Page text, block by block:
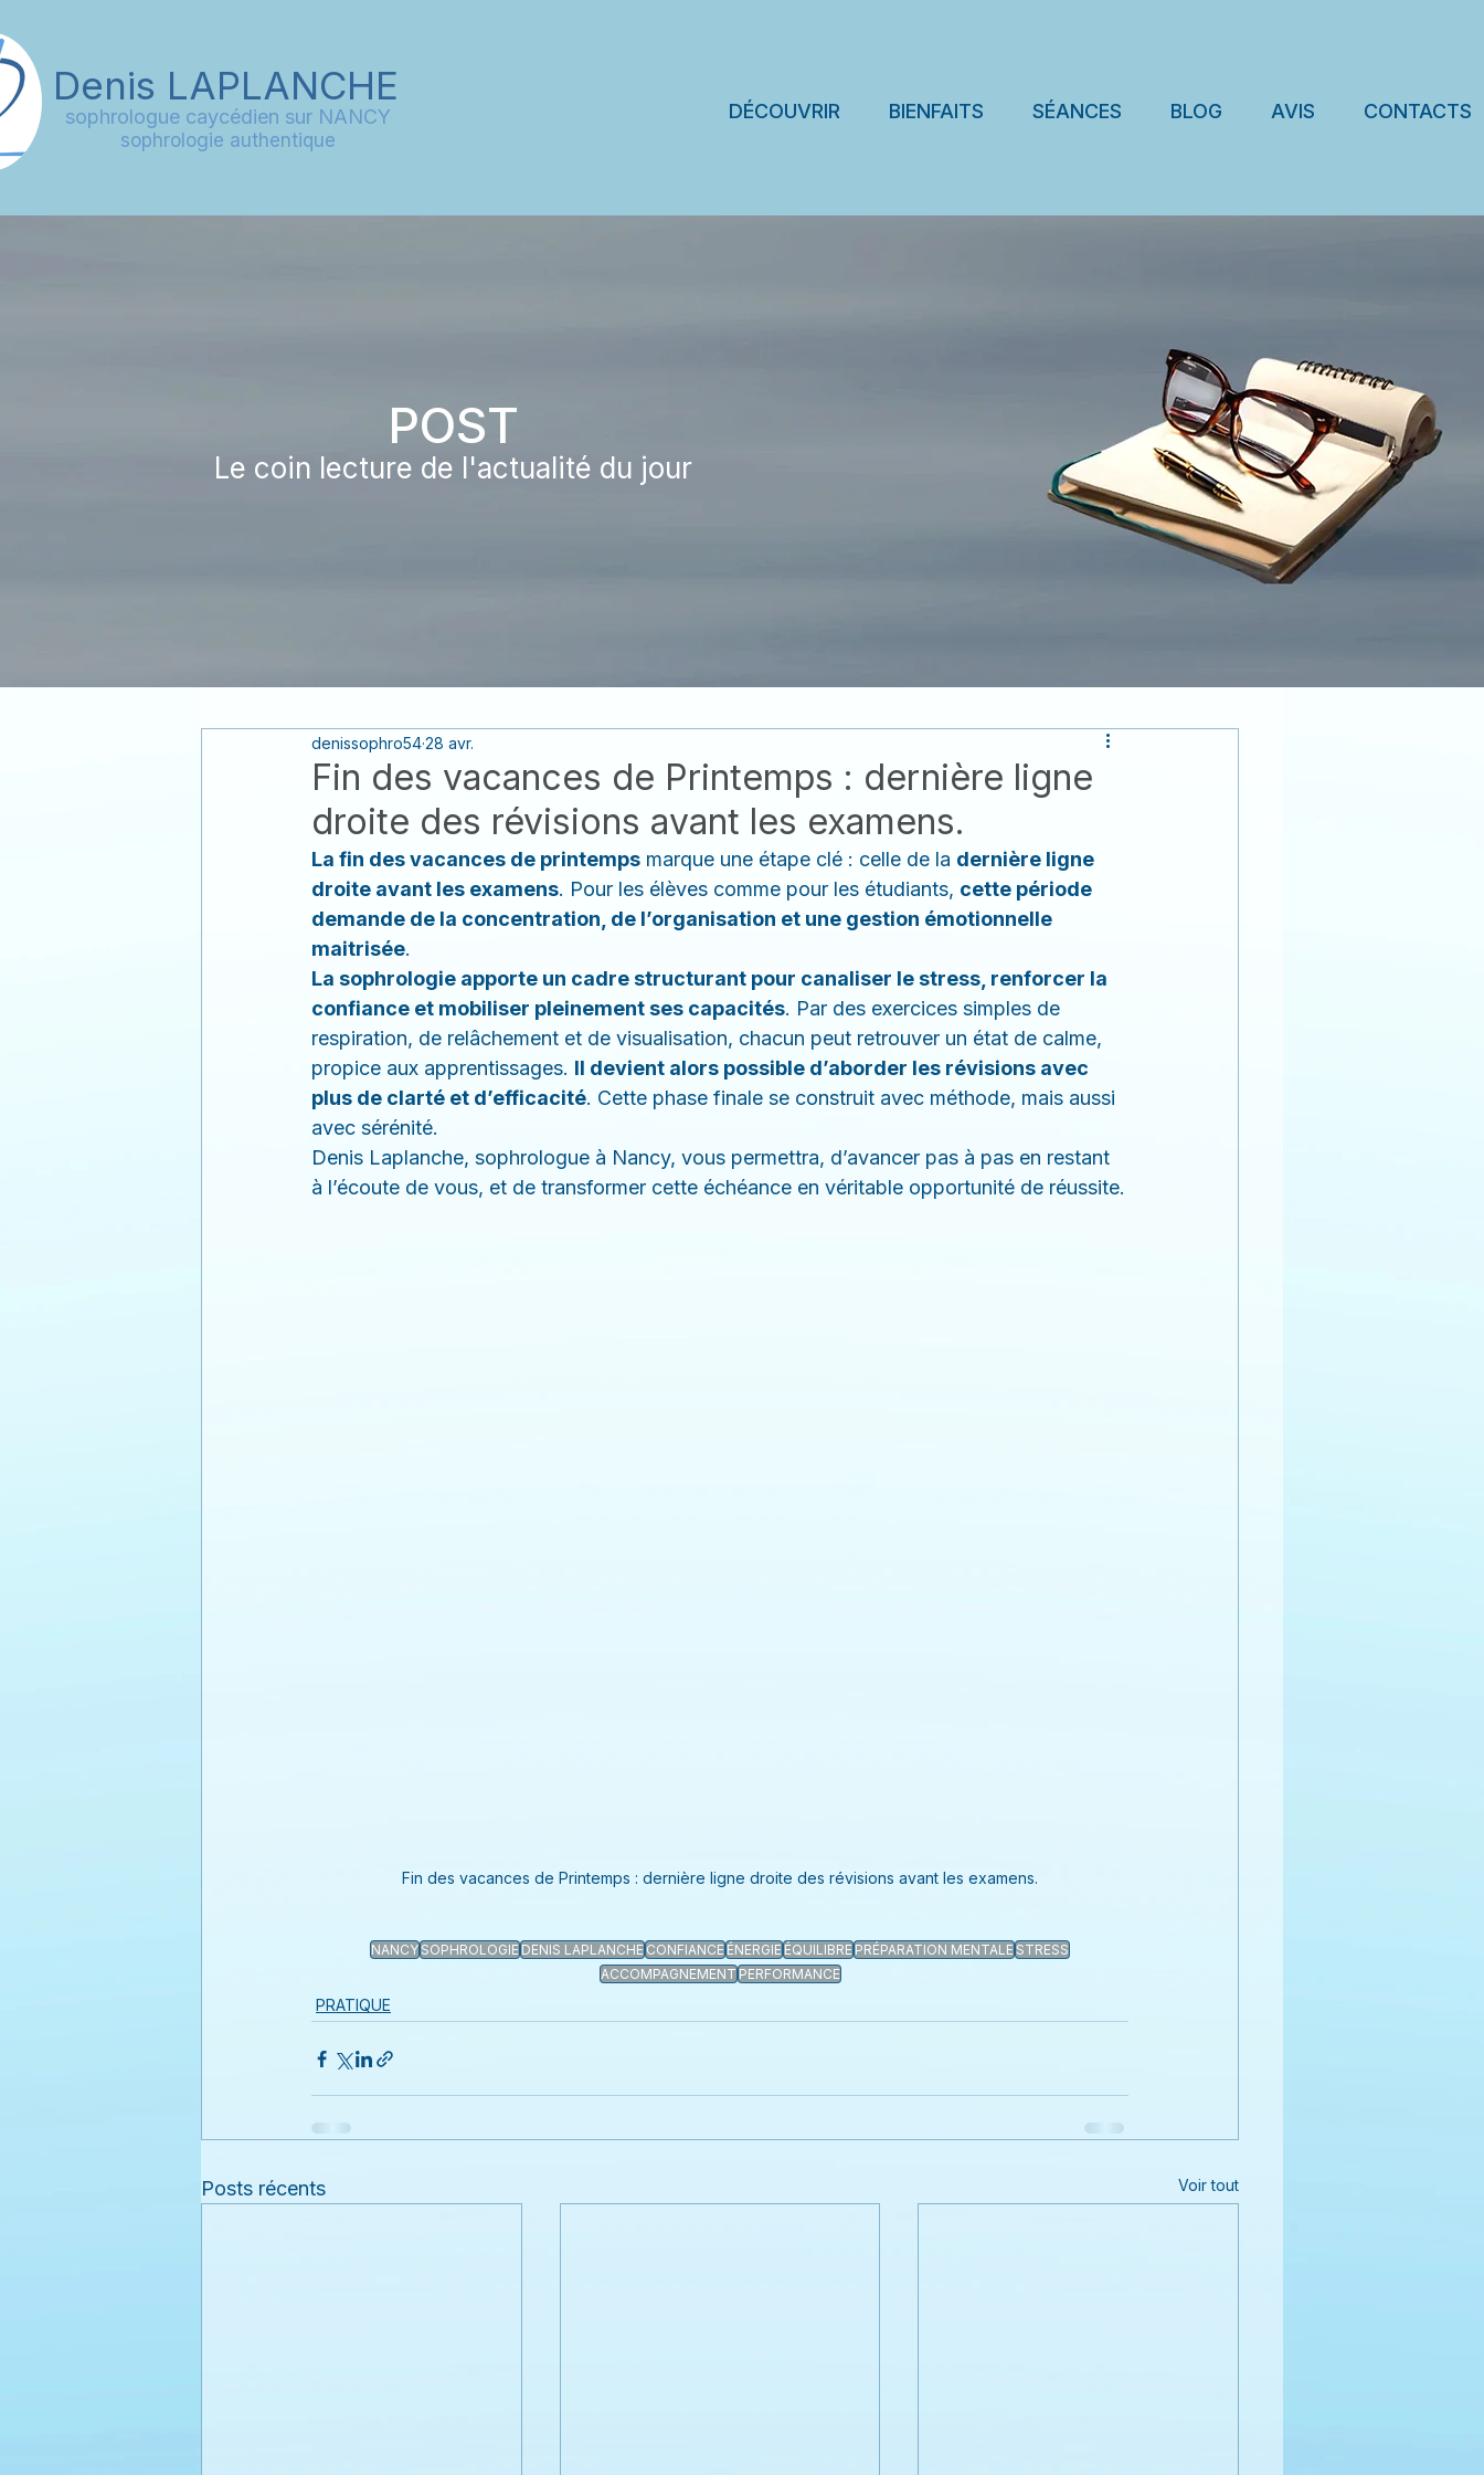
Denis LAPLANCHE
sophrologue caycédien sur NANCY
sophrologie authentique
DÉCOUVRIR BIENFAITS SÉANCES BLOG AVIS CONTACTS
Fin des vacances de Printemps : dernière ligne
droite des révisions avant les examens.
denissophro5428 avr.
La fin des vacances de printemps marque une étape clé : celle de la dernière ligne
droite avant les examens. Pour les élèves comme pour les étudiants, cette période
demande de la concentration, de l’organisation et une gestion émotionnelle
maitrisée.
La sophrologie apporte un cadre structurant pour canaliser le stress, renforcer la
confiance et mobiliser pleinement ses capacités. Par des exercices simples de
respiration, de relâchement et de visualisation, chacun peut retrouver un état de calme,
propice aux apprentissages. Il devient alors possible d’aborder les révisions avec
plus de clarté et d’efficacité. Cette phase finale se construit avec méthode, mais aussi
avec sérénité.
Denis Laplanche, sophrologue à Nancy, vous permettra, d’avancer pas à pas en restant
à l’écoute de vous, et de transformer cette échéance en véritable opportunité de réussite.
Fin des vacances de Printemps : dernière ligne droite des révisions avant les examens.
NANCY SOPHROLOGIE DENIS LAPLANCHE CONFIANCE ÉNERGIE ÉQUILIBRE PRÉPARATION MENTALE STRESS
ACCOMPAGNEMENT PERFORMANCE
PRATIQUE
Posts récents Voir tout
POST
Le coin lecture de l'actualité du jour